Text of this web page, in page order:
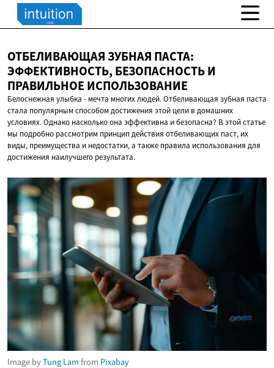
ОТБЕЛИВАЮЩАЯ ЗУБНАЯ ПАСТА:
ЭФФЕКТИВНОСТЬ, БЕЗОПАСНОСТЬ И
ПРАВИЛЬНОЕ ИСПОЛЬЗОВАНИЕ
Белоснежная улыбка - мечта многих людей. Отбеливающая зубная паста
стала популярным способом достижения этой цели в домашних
условиях. Однако насколько она эффективна и безопасна? В этой статье
мы подробно рассмотрим принцип действия отбеливающих паст, их
виды, преимущества и недостатки, а также правила использования для
достижения наилучшего результата.
Image byTung Lam from Pixabay